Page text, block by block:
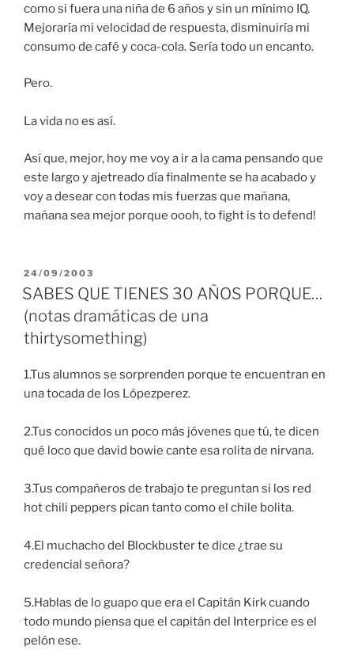
como si fuera una niña de 6 años y sin un mínimo IQ.
Mejoraría mi velocidad de respuesta, disminuiría mi
consumo de café y coca-cola. Sería todo un encanto.
Pero.
La vida no es así.
Así que, mejor, hoy me voy a ir a la cama pensando que
este largo y ajetreado día finalmente se ha acabado y
voy a desear con todas mis fuerzas que mañana,
mañana sea mejor porque oooh, to fight is to defend!
PUBLICADO
EN
24/09/2003
SABES QUE TIENES 30 AÑOS PORQUE…
(notas dramáticas de una
thirtysomething)
1.Tus alumnos se sorprenden porque te encuentran en
una tocada de los Lópezperez.
2.Tus conocidos un poco más jóvenes que tú, te dicen
qué loco que david bowie cante esa rolita de nirvana.
3.Tus compañeros de trabajo te preguntan si los red
hot chili peppers pican tanto como el chile bolita.
4.El muchacho del Blockbuster te dice ¿trae su
credencial señora?
5.Hablas de lo guapo que era el Capitán Kirk cuando
todo mundo piensa que el capitán del Interprice es el
pelón ese.